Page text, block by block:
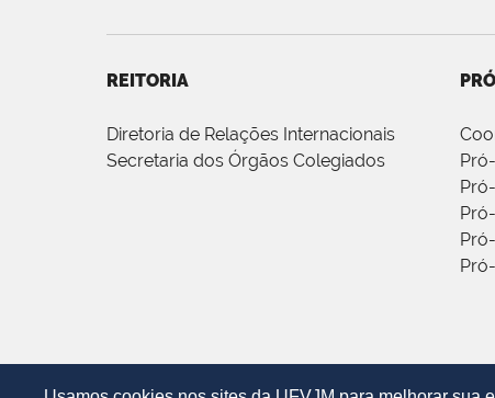
REITORIA
Diretoria de Relações Internacionais
Secretaria dos Órgãos Colegiados